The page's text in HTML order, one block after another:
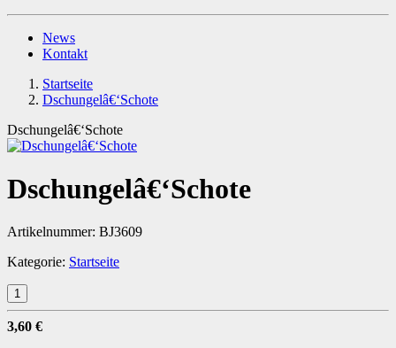
News
Kontakt
Startseite
Dschungelâ€‘Schote
Dschungelâ€‘Schote
Dschungelâ€‘Schote
Artikelnummer: BJ3609
Kategorie: Startseite
3,60 €